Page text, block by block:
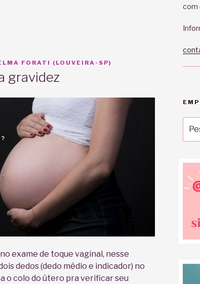
FORATI (LOUVEIRA-SP)
gravidez
exame de toque vaginal, nesse
dedos (dedo médio e indicador) no
o colo do útero pra verificar seu
com
por: